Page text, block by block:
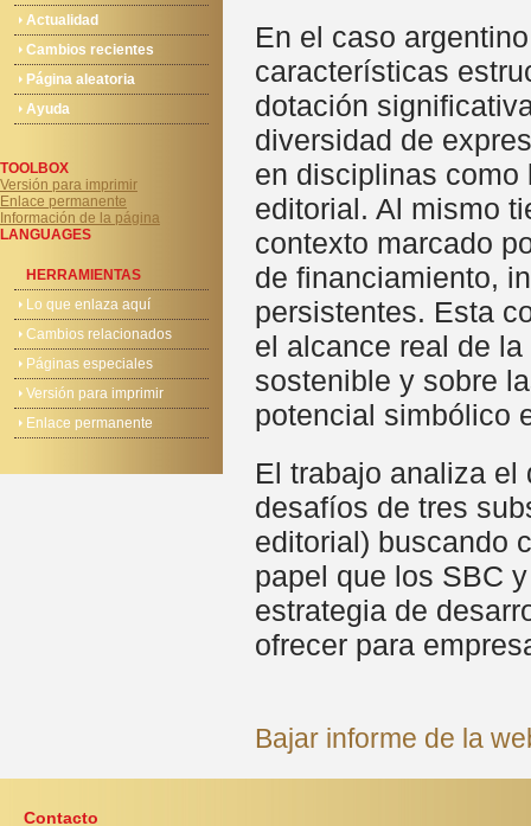
Actualidad
Cambios recientes
Página aleatoria
Ayuda
TOOLBOX
Versión para imprimir
Enlace permanente
Información de la página
LANGUAGES
HERRAMIENTAS
Lo que enlaza aquí
Cambios relacionados
Páginas especiales
Versión para imprimir
Enlace permanente
En el caso
características
dotación
diversidad de
en disciplinas
editorial. Al mismo
contexto marcado
de financiamiento,
persistentes. Esta
el alcance real de
sostenible y sobre
potencial simbólico
El trabajo analiza
desafíos de tres
editorial) buscando
papel que los SBC
estrategia de
ofrecer para
Bajar informe de la
Contacto